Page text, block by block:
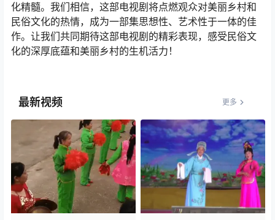
化精髓。我们相信，这部电视剧将点燃观众对美丽乡村和
民俗文化的热情，成为一部集思想性、艺术性于一体的佳
作。让我们共同期待这部电视剧的精彩表现，感受民俗文
化的深厚底蕴和美丽乡村的生机活力！
最新视频 更多